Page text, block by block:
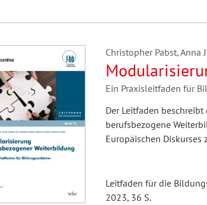
Christopher Pabst, Anna
Ein Praxisleitfaden für
Der Leitfaden
berufsbezogene
Europäischen Diskurses
Leitfaden für die
2023, 36 S.